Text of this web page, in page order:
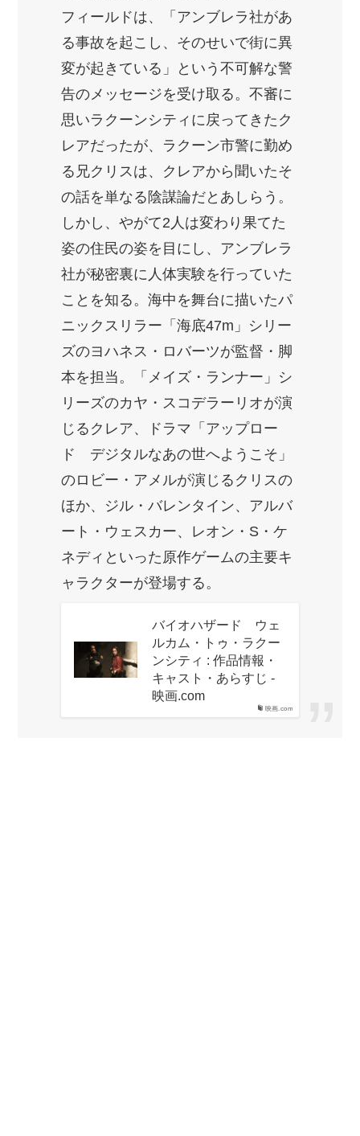
フィールドは、「アンブレラ社があ
る事故を起こし、そのせいで街に異
変が起きている」という不可解な警
告のメッセージを受け取る。不審に
思いラクーンシティに戻ってきたク
レアだったが、ラクーン市警に勤め
る兄クリスは、クレアから聞いたそ
の話を単なる陰謀論だとあしらう。
しかし、やがて2人は変わり果てた
姿の住民の姿を目にし、アンブレラ
社が秘密裏に人体実験を行っていた
ことを知る。海中を舞台に描いたパ
ニックスリラー「海底47m」シリー
ズのヨハネス・ロバーツが監督・脚
本を担当。「メイズ・ランナー」シ
リーズのカヤ・スコデラーリオが演
じるクレア、ドラマ「アップロー
ド デジタルなあの世へようこそ」
のロビー・アメルが演じるクリスの
ほか、ジル・バレンタイン、アルバ
ート・ウェスカー、レオン・S・ケ
ネディといった原作ゲームの主要キ
ャラクターが登場する。
映画.com
バイオハザード ウェ
ルカム・トゥ・ラクー
ンシティ : 作品情報・
キャスト・あらすじ -
映画.com